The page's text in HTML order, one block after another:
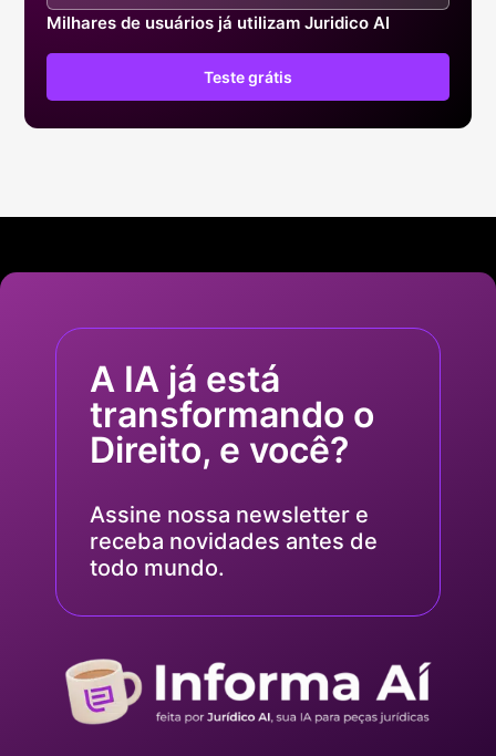
Milhares de usuários já utilizam Juridico AI
Teste grátis
A IA já está
transformando o
Direito, e você?
Assine nossa newsletter e
receba novidades antes de
todo mundo.